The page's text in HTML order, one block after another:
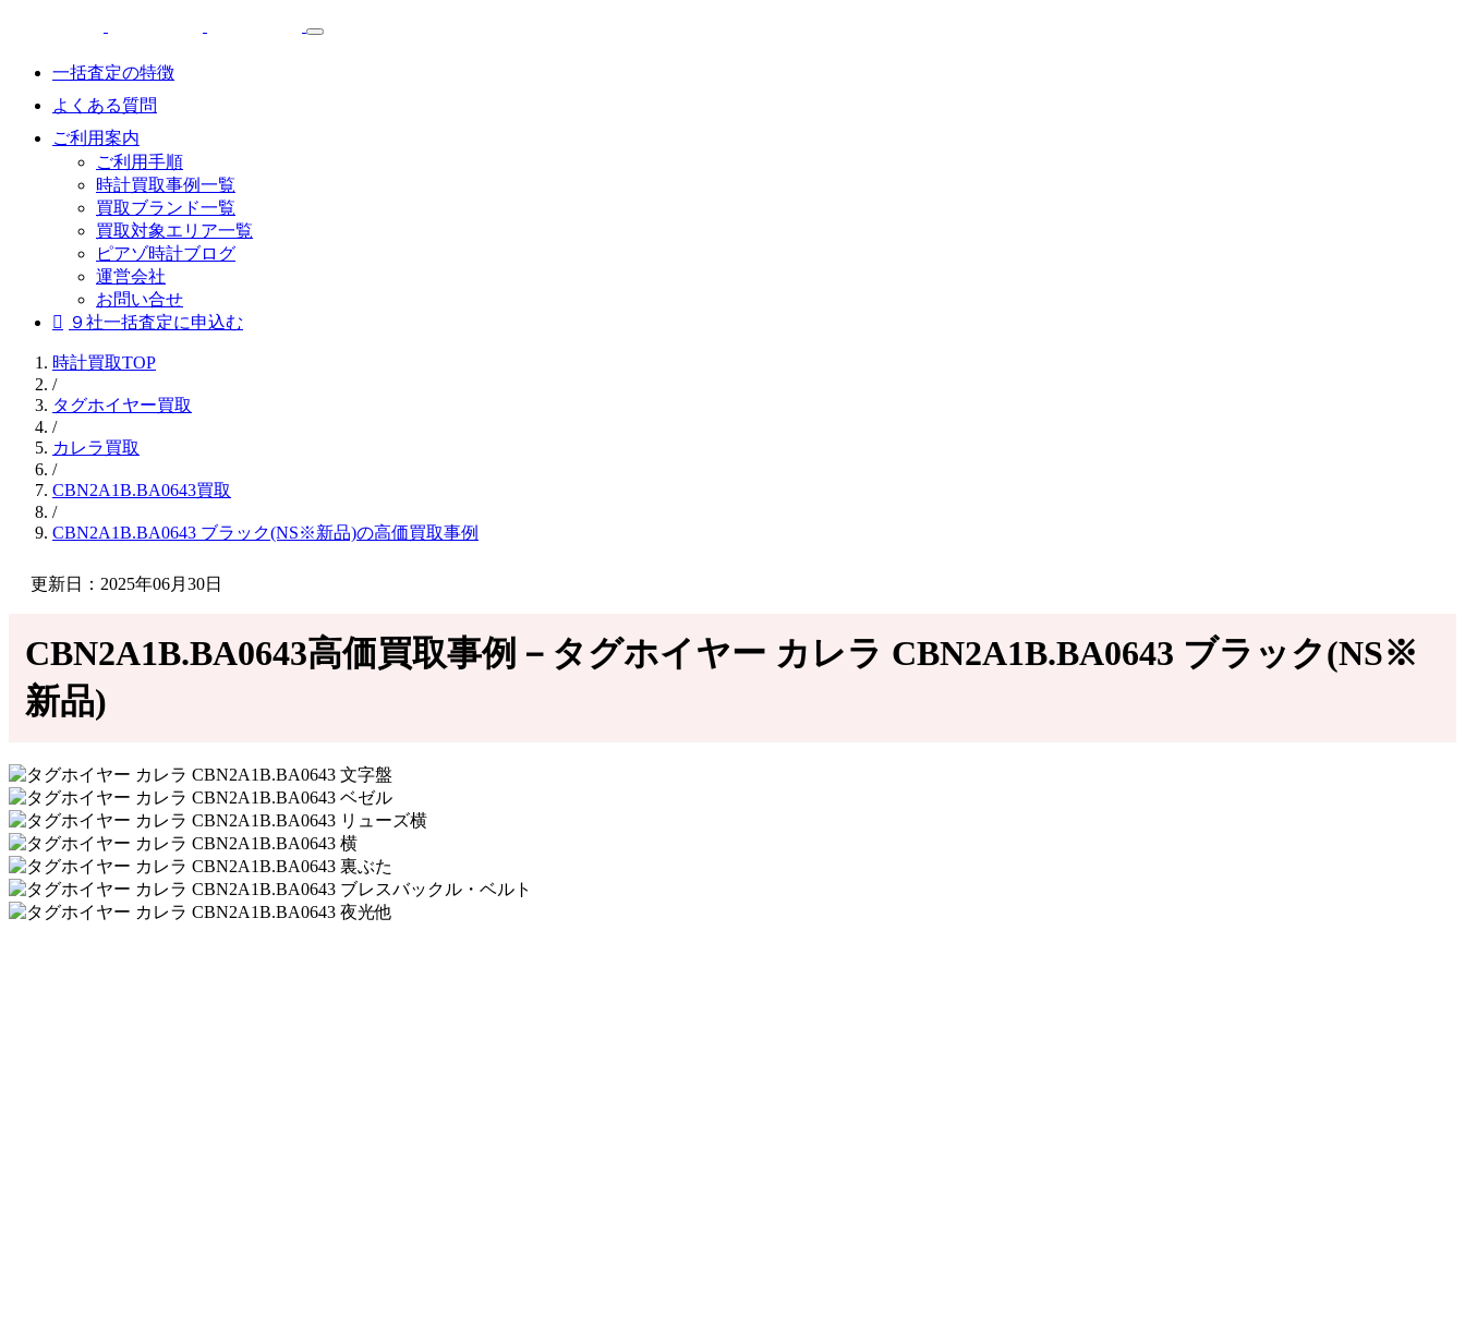
一括査定の特徴
よくある質問
ご利用案内
ご利用手順
時計買取事例一覧
買取ブランド一覧
買取対象エリア一覧
ピアゾ時計ブログ
運営会社
お問い合せ
９社一括査定に申込む
時計買取TOP
/
タグホイヤー買取
/
カレラ買取
/
CBN2A1B.BA0643買取
/
CBN2A1B.BA0643 ブラック(NS※新品)の高価買取事例
更新日：2025年06月30日
CBN2A1B.BA0643高価買取事例－タグホイヤー カレラ CBN2A1B.BA0643 ブラック(NS※
新品)